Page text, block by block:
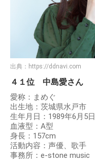
出典： https://ddnavi.com
４１位 中島愛さん
愛称：まめぐ
出生地：茨城県水戸市
生年月日：1989年6月5日
血液型：A型
身長：157cm
活動内容：声優、歌手
事務所：e-stone music